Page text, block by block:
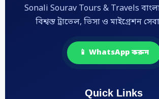
Sonali Sourav Tours & Travels
বিশ্বস্ত ট্রাভেল, ভিসা ও মাইগ্রেশন সেবা
📱 WhatsApp করুন
Quick Links